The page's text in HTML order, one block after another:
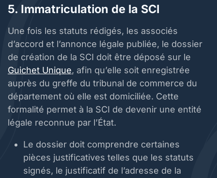
5. Immatriculation de la SCI
Une fois les statuts rédigés, les associés
d’accord et l’annonce légale publiée, le dossier
de création de la SCI doit être déposé sur le
Guichet Unique, afin qu’elle soit enregistrée
auprès du greffe du tribunal de commerce du
département où elle est domiciliée. Cette
formalité permet à la SCI de devenir une entité
légale reconnue par l’État.
Le dossier doit comprendre certaines
pièces justificatives telles que les statuts
signés, le justificatif de l’adresse de la